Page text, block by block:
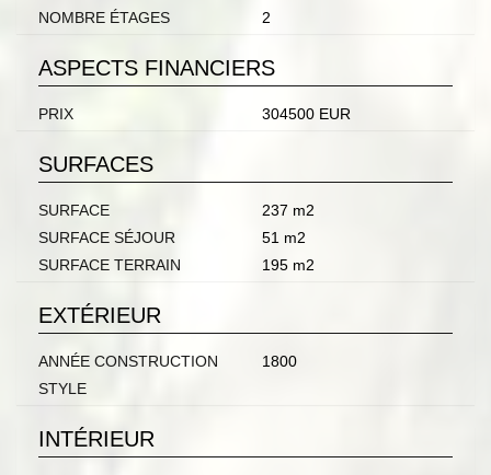
NOMBRE ÉTAGES 2
ASPECTS FINANCIERS
PRIX 304500 EUR
SURFACES
SURFACE
237 m2
SURFACE SÉJOUR
51 m2
SURFACE TERRAIN
195 m2
EXTÉRIEUR
ANNÉE CONSTRUCTION
1800
STYLE
INTÉRIEUR